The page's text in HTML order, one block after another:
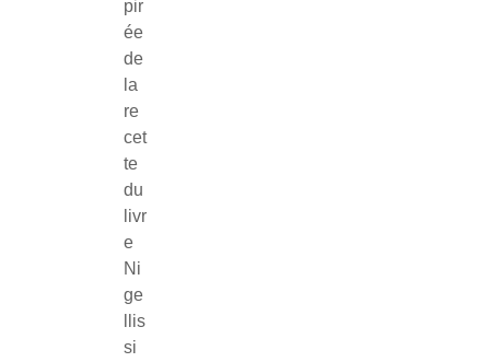
pir
ée
de
la
re
cet
te
du
livr
e
Ni
ge
llis
si